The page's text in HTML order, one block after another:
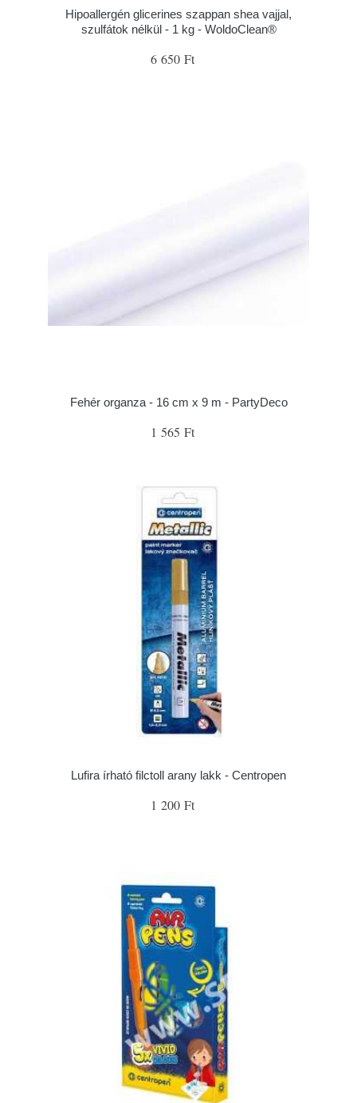
Hipoallergén glicerines szappan shea vajjal,
szulfátok nélkül - 1 kg - WoldoClean®
6 650 Ft
Fehér organza - 16 cm x 9 m - PartyDeco
1 565 Ft
Lufira írható filctoll arany lakk - Centropen
1 200 Ft